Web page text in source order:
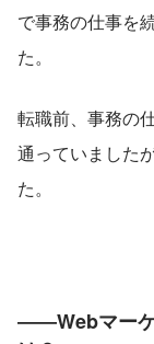
で事務の仕事を
た。
転職前、事務の
通っていました
た。
――Webマーケ